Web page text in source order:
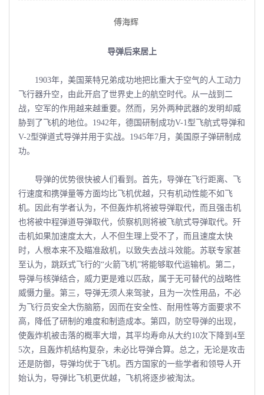
傅海辉
导弹后来居上
1903年，美国莱特兄弟成功地把比重大于空气的人工动力
飞行器升空，由此开启了世界史上的航空时代。从一战到二
战，空军的作用越来越重要。然而，另外两种武器的发明却威
胁到了飞机的地位。1942年，德国研制成功V-1型飞航式导弹和
V-2型弹道式导弹并用于实战。1945年7月，美国原子弹研制成
功。
导弹的优势很快被人们看到。首先，导弹在飞行距离、飞
行速度和携弹量等方面均比飞机优越，只有机动性能不如飞
机。因此有学者认为，不但轰炸机将被导弹取代，而且强击机
也将被中程弹道导弹取代，侦察机则将被飞航式导弹取代。歼
击机如果加速度太大，人不但生理上受不了，而且速度太快
时，人根本来不及瞄准敌机，以致失去战斗效能。苏联专家甚
至认为，跳跃式飞行的“火箭飞机”将能够取代运输机。第二，
导弹与核弹结合，威力更是难以匹敌，属于无可替代的战略性
威慑力量。第三，导弹无须人来驾驶，且为一次性用品，不必
为飞行员安全大伤脑筋，因而在安全性、耐用性等方面要求不
高，降低了研制的难度和制造成本。第四，防空导弹的出现，
使轰炸机被击落的概率大增，其平均寿命从大约10次下降到4至
5次，且轰炸机结构复杂，未必比导弹合算。总之，无论是攻击
还是防御，导弹均优于飞机。西方国家的一些学者和领导人开
始认为，导弹比飞机更优越，飞机将逐步被淘汰。